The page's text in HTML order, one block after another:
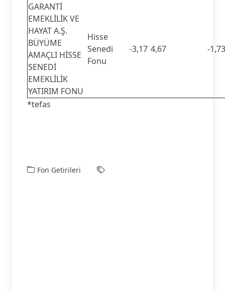
GARANTİ
EMEKLİLİK VE
HAYAT A.Ş.
BÜYÜME
AMAÇLI HİSSE
SENEDİ
EMEKLİLİK
YATIRIM FONU
Hisse
Senedi
Fonu
-3,17 4,67 -1,73
*tefas
Fon Getirileri